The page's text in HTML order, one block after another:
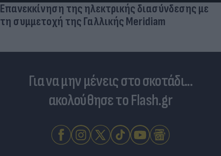
Επανεκκίνηση της ηλεκτρικής διασύνδεσης με
τη συμμετοχή της Γαλλικής Meridiam
Για να μην μένεις στο σκοτάδι...
ακολούθησε το Flash.gr